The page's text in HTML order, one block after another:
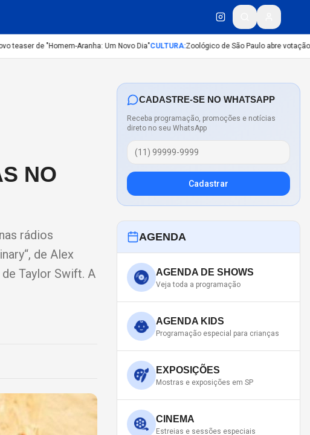
de "Homem-Aranha: Um Novo Dia"CULTURA:Zoológico de São Paulo abre votação
NO
rádios
de Alex
de Taylor Swift. A
CADASTRE-SE NO WHATSAPP
Receba programação, promoções e notícias
direto no seu WhatsApp
Cadastrar
AGENDA
AGENDA DE SHOWS
Veja toda a programação
AGENDA KIDS
Programação especial para crianças
EXPOSIÇÕES
Mostras e exposições em SP
CINEMA
Estreias e sessões especiais